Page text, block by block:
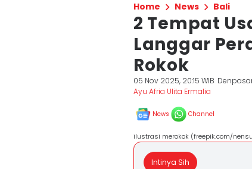
Home News Bali
2 Tempat
Langgar
Rokok
05 Nov 2025, 20:15 WIB
Ayu Afria Ulita Ermalia
News Channel
ilustrasi merokok (freepik.com/
Intinya Sih